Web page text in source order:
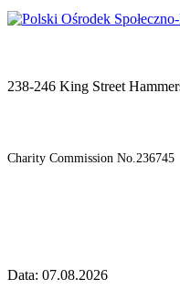
238-246 King Street
Charity Commission No.236745
Data: 07.08.2026